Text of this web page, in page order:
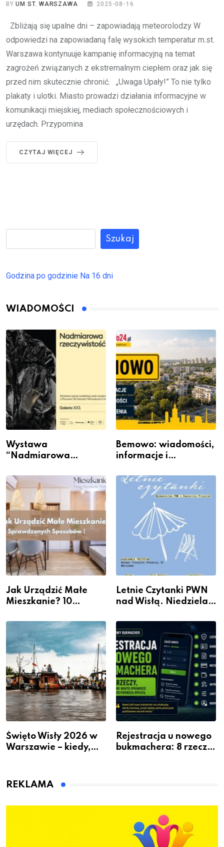
BYUM ST. WARSZAWA 2025-08-16
Zbliżają się upalne dni – zapowiadają meteorolodzy W
odpowiedzi na zapowiadaną falę wysokich temperatur m.st.
Warszawa kontynuuje kampanię informacyjną na temat
zagrożeń związanych z ekstremalnym ciepłem oraz jak się
przed nim skutecznie chronić. „Uwaga Upały!” To nie tylko
plakaty i ulotki. Miasto prowadzi działania informacyjne w
komunikacji miejskiej, mediach społecznościowych i
urzędach. Przypomina
CZYTAJ WIĘCEJ
Szukaj
Godzina po godzinie Na 16 dni
WIADOMOŚCI
Wystawa
“Nadmiarowa
Galerii XX1
Bemowo: wiadomości,
informacje i
Jak Urządzić Małe
Mieszkanie? 10
Przestrzeni Bez
Kosztownego Remontu
Letnie Czytanki PWN
nad Wisłą. Niedziela z
dla siebie
Święto Wisły 2026 w
Warszawie – kiedy,
Rejestracja u nowego
bukmachera: 8 rzeczy,
REKLAMA